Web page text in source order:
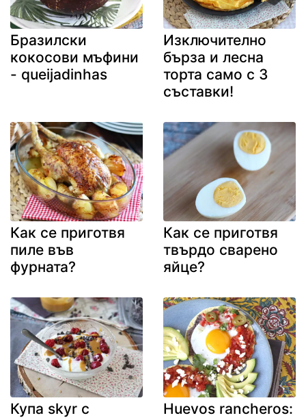
Бразилски
кокосови мъфини
- queijadinhas
Изключително
бърза и лесна
торта само с 3
съставки!
Как се приготвя
пиле във
фурната?
Как се приготвя
твърдо сварено
яйце?
Купа skyr с
Huevos rancheros: